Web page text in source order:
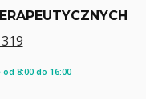
8:00 do 16:00